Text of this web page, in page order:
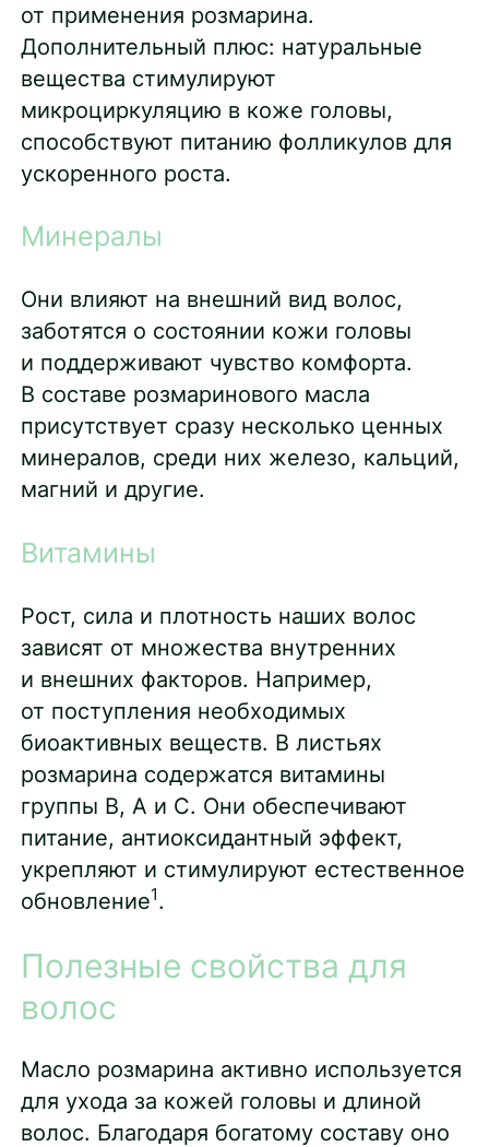
от применения розмарина.
Дополнительный плюс: натуральные
вещества стимулируют
микроциркуляцию в коже головы,
способствуют питанию фолликулов для
ускоренного роста.
Минералы
Они влияют на внешний вид волос,
заботятся о состоянии кожи головы
и поддерживают чувство комфорта.
В составе розмаринового масла
присутствует сразу несколько ценных
минералов, среди них железо, кальций,
магний и другие.
Витамины
Рост, сила и плотность наших волос
зависят от множества внутренних
и внешних факторов. Например,
от поступления необходимых
биоактивных веществ. В листьях
розмарина содержатся витамины
группы B, А и С. Они обеспечивают
питание, антиоксидантный эффект,
укрепляют и стимулируют естественное
обновление1.
Полезные свойства для
волос
Масло розмарина активно используется
для ухода за кожей головы и длиной
волос. Благодаря богатому составу оно